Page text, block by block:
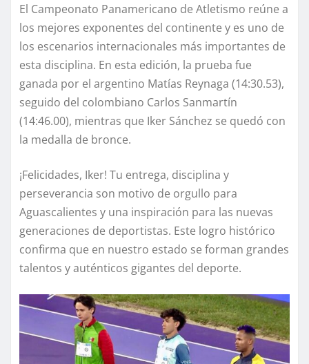
El Campeonato Panamericano de Atletismo reúne a
los mejores exponentes del continente y es uno de
los escenarios internacionales más importantes de
esta disciplina. En esta edición, la prueba fue
ganada por el argentino Matías Reynaga (14:30.53),
seguido del colombiano Carlos Sanmartín
(14:46.00), mientras que Iker Sánchez se quedó con
la medalla de bronce.
¡Felicidades, Iker! Tu entrega, disciplina y
perseverancia son motivo de orgullo para
Aguascalientes y una inspiración para las nuevas
generaciones de deportistas. Este logro histórico
confirma que en nuestro estado se forman grandes
talentos y auténticos gigantes del deporte.